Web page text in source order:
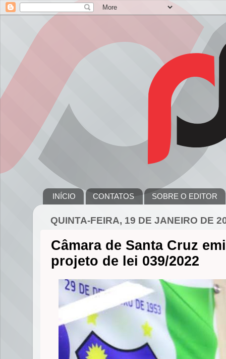
INÍCIO CONTATOS SOBRE O EDITOR
QUINTA-FEIRA, 19 DE JANEIRO DE
Câmara de Santa Cruz
projeto de lei 039/2022